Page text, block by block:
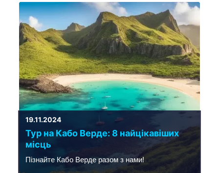
19.11.2024
Тур на Кабо Верде: 8 найцікавіших
місць
Пізнайте Кабо Верде разом з нами!